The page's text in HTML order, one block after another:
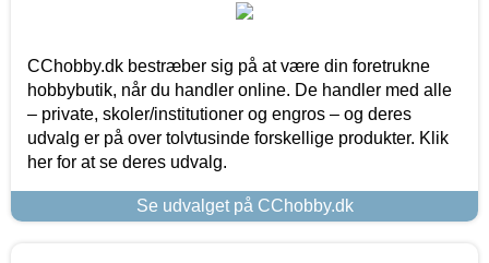
CChobby.dk bestræber sig på at være din foretrukne
hobbybutik, når du handler online. De handler med alle
– private, skoler/institutioner og engros – og deres
udvalg er på over tolvtusinde forskellige produkter. Klik
her for at se deres udvalg.
Se udvalget på CChobby.dk